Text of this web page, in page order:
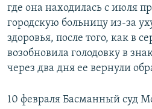
где она находилась с июля
городскую больницу из-за
здоровья, после того, как в
возобновила голодовку в
через два дня ее вернули
10 февраля Басманный суд